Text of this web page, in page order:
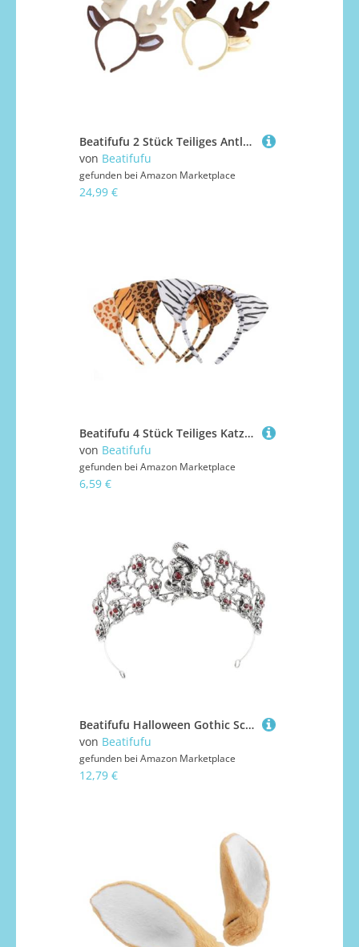
Beatifufu 2 Stück Teiliges Antler Haarreif Xmas Stil Leichtes Langlebiges Weihnachts Haarband für Damen Party Kostüm Rentier Geweih Dekoration Festliche Haarreifen Zubehör
von Beatifufu
gefunden bei Amazon Marketplace
24,99 €
Beatifufu 4 Stück Teiliges Katzenohren stirnband mit Leopardenmuster Weiches Stoffhaarband Bequemes Cosplay accessoire für Erwachsene für Halloween Partys und Kostümfest
von Beatifufu
gefunden bei Amazon Marketplace
6,59 €
Beatifufu Halloween Gothic Schädel Krone mit Funkelnden Strasssteinen Leichter Robuster Legierungs-haarschmuck für Festbankette Cosplay und Halloween-partys Auffälliges Design mit Roten
von Beatifufu
gefunden bei Amazon Marketplace
12,79 €